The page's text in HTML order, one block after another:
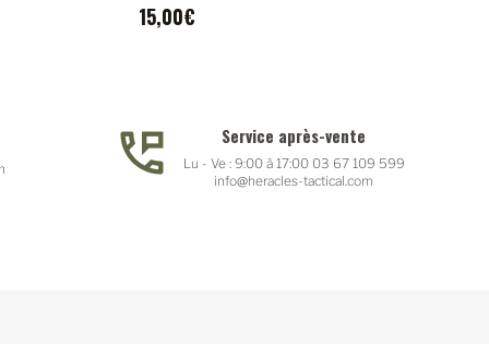
15,00€
Service après-vente
Lu - Ve : 9:00 à 17:00 03 67 109 599
info@heracles-tactical.com